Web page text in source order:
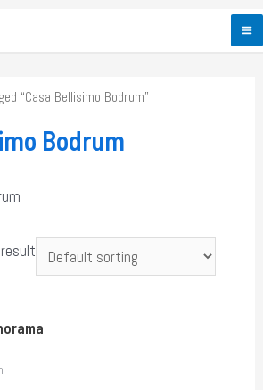
“Casa Bellisimo Bodrum”
Bodrum